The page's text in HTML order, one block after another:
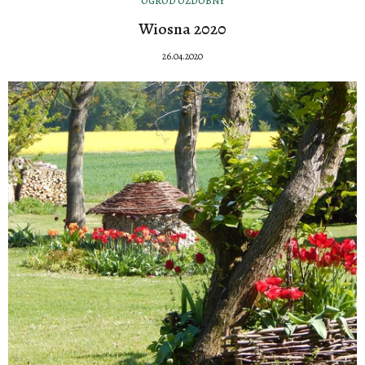
Wiosna 2020
26.04.2020